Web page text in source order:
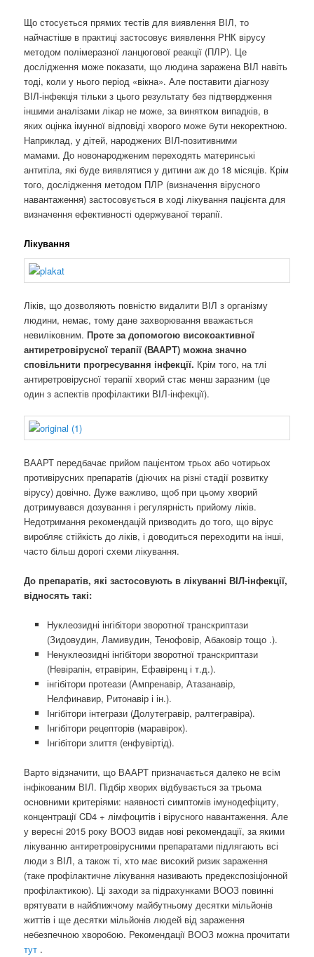
Що стосується прямих тестів для виявлення ВІЛ, то
найчастіше в практиці застосовує виявлення РНК вірусу
методом полімеразної ланцюгової реакції (ПЛР). Це
дослідження може показати, що людина заражена ВІЛ навіть
тоді, коли у нього період «вікна». Але поставити діагнозу
ВІЛ-інфекція тільки з цього результату без підтвердження
іншими аналізами лікар не може, за винятком випадків, в
яких оцінка імунної відповіді хворого може бути некоректною.
Наприклад, у дітей, народжених ВІЛ-позитивними
мамами. До новонародженим переходять материнські
антитіла, які буде виявлятися у дитини аж до 18 місяців. Крім
того, дослідження методом ПЛР (визначення вірусного
навантаження) застосовується в ході лікування пацієнта для
визначення ефективності одержуваної терапії.
Лікування
Ліків, що дозволяють повністю видалити ВІЛ з організму
людини, немає, тому дане захворювання вважається
невиліковним.Проте за допомогою високоактивної
антиретровірусної терапії (ВААРТ) можна значно
сповільнити прогресування інфекції. Крім того, на тлі
антиретровірусної терапії хворий стає менш заразним (це
один з аспектів профілактики ВІЛ-інфекції).
ВААРТ передбачає прийом пацієнтом трьох або чотирьох
противірусних препаратів (діючих на різні стадії розвитку
вірусу) довічно. Дуже важливо, щоб при цьому хворий
дотримувався дозування і регулярність прийому ліків.
Недотримання рекомендацій призводить до того, що вірус
виробляє стійкість до ліків, і доводиться переходити на інші,
часто більш дорогі схеми лікування.
До препаратів, які застосовують в лікуванні ВІЛ-інфекції,
відносять такі:
Нуклеозидні інгібітори зворотної транскриптази
(Зидовудин, Ламивудин, Тенофовір, Абаковір тощо .).
Ненуклеозидні інгібітори зворотної транскриптази
(Невірапін, етравірин, Ефавіренц і т.д.).
інгібітори протеази (Ампренавір, Атазанавір,
Нелфинавир, Ритонавір і ін.).
Інгібітори інтегрази (Долутегравір, ралтегравіра).
Інгібітори рецепторів (маравірок).
Інгібітори злиття (енфувіртід).
Варто відзначити, що ВААРТ призначається далеко не всім
інфікованим ВІЛ. Підбір хворих відбувається за трьома
основними критеріями: наявності симптомів імунодефіциту,
концентрації CD4 + лімфоцитів і вірусного навантаження. Але
у вересні 2015 року ВООЗ видав нові рекомендації, за якими
лікуванню антиретровірусними препаратами підлягають всі
люди з ВІЛ, а також ті, хто має високий ризик зараження
(таке профілактичне лікування називають предекспозіціонной
профілактикою). Ці заходи за підрахунками ВООЗ повинні
врятувати в найближчому майбутньому десятки мільйонів
життів і ще десятки мільйонів людей від зараження
небезпечною хворобою. Рекомендації ВООЗ можна прочитати
тут .